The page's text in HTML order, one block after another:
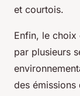
et courtois.
Enfin, le choix
par plusieurs
des